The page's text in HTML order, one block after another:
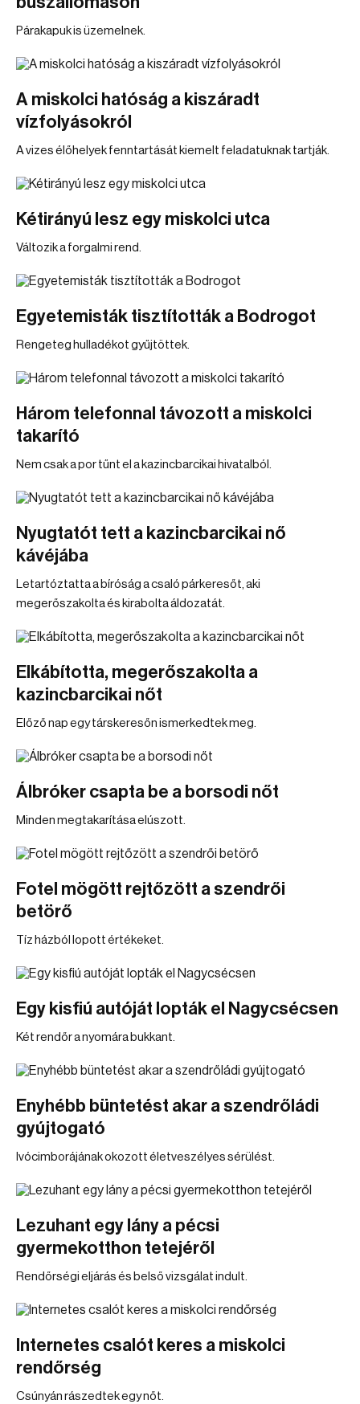
Párakapuk is üzemelnek.
A miskolci hatóság a kiszáradt
vízfolyásokról
A vizes élőhelyek fenntartását kiemelt feladatuknak tartják.
Kétirányú lesz egy miskolci utca
Változik a forgalmi rend.
Egyetemisták tisztították a Bodrogot
Rengeteg hulladékot gyűjtöttek.
Három telefonnal távozott a miskolci
takarító
Nem csak a por tűnt el a kazincbarcikai hivatalból.
Nyugtatót tett a kazincbarcikai nő
kávéjába
Letartóztatta a bíróság a csaló párkeresőt, aki
megerőszakolta és kirabolta áldozatát.
Elkábította, megerőszakolta a
kazincbarcikai nőt
Előző nap egy társkeresőn ismerkedtek meg.
Álbróker csapta be a borsodi nőt
Minden megtakarítása elúszott.
Fotel mögött rejtőzött a szendrői
betörő
Tíz házból lopott értékeket.
Egy kisfiú autóját lopták el Nagycsécsen
Két rendőr a nyomára bukkant.
Enyhébb büntetést akar a szendrőládi
gyújtogató
Ivócimborájának okozott életveszélyes sérülést.
Lezuhant egy lány a pécsi
gyermekotthon tetejéről
Rendőrségi eljárás és belső vizsgálat indult.
Internetes csalót keres a miskolci
rendőrség
Csúnyán rászedtek egy nőt.